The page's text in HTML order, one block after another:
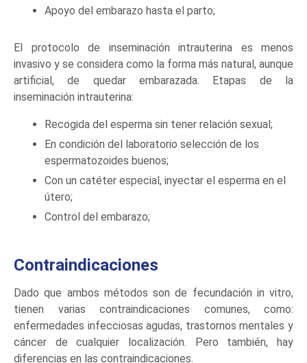
Apoyo del embarazo hasta el parto;
El protocolo de inseminación intrauterina es menos
invasivo y se considera como la forma más natural, aunque
artificial, de quedar embarazada. Etapas de la
inseminación intrauterina:
Recogida del esperma sin tener relación sexual;
En condición del laboratorio selección de los
espermatozoides buenos;
Con un catéter especial, inyectar el esperma en el
útero;
Control del embarazo;
Contraindicaciones
Dado que ambos métodos son de fecundación in vitro,
tienen varias contraindicaciones comunes, como:
enfermedades infecciosas agudas, trastornos mentales y
cáncer de cualquier localización. Pero también, hay
diferencias en las contraindicaciones.